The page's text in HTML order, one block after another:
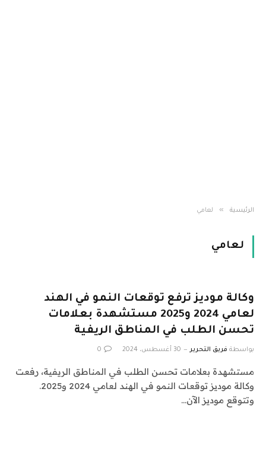
الرئيسية » لعامي
لعامي
وكالة موديز ترفع توقعات النمو في الهند
لعامي 2024 و2025 مستشهدة بعلامات
تحسن الطلب في المناطق الريفية
بواسطة فريق التحرير 30 أغسطس، 2024 0
مستشهدة بعلامات تحسن الطلب في المناطق الريفية، رفعت
وكالة موديز توقعات النمو في الهند لعامي 2024 و2025.
وتتوقع موديز الآن…